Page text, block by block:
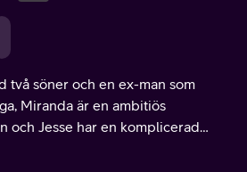
två söner och en ex-man som
Miranda är en ambitiös
och Jesse har en komplicerad